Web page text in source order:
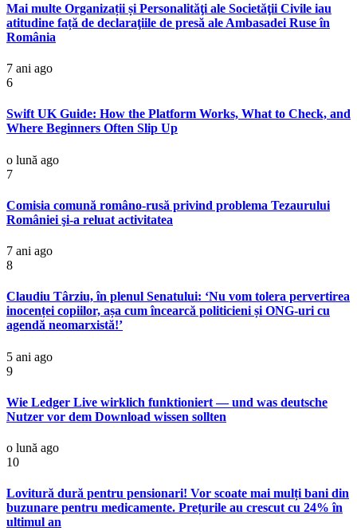
Mai multe Organizații și Personalităţi ale Societăţii Civile iau
atitudine față de declaraţiile de presă ale Ambasadei Ruse în
România
7 ani ago
6
Swift UK Guide: How the Platform Works, What to Check, and
Where Beginners Often Slip Up
o lună ago
7
Comisia comună româno-rusă privind problema Tezaurului
României şi-a reluat activitatea
7 ani ago
8
Claudiu Târziu, în plenul Senatului: ‘Nu vom tolera pervertirea
inocenței copiilor, așa cum încearcă politicieni și ONG-uri cu
agendă neomarxistă!’
5 ani ago
9
Wie Ledger Live wirklich funktioniert — und was deutsche
Nutzer vor dem Download wissen sollten
o lună ago
10
Lovitură dură pentru pensionari! Vor scoate mai mulți bani din
buzunare pentru medicamente. Prețurile au crescut cu 24% în
ultimul an